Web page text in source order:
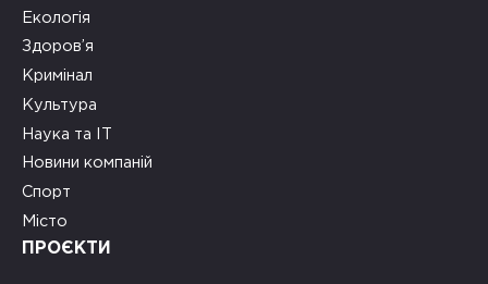
Екологія
Здоров’я
Кримінал
Культура
Наука та ІТ
Новини компаній
Спорт
Місто
ПРОЄКТИ